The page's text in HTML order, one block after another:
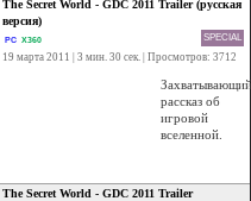
The Secret World - GDC 2011 Trailer (русская
версия)
PC X360 SPECIAL
19 марта 2011 | 3 мин. 30 сек. | Просмотров: 3712
Захватывающий
рассказ об
игровой
вселенной.
The Secret World - GDC 2011 Trailer